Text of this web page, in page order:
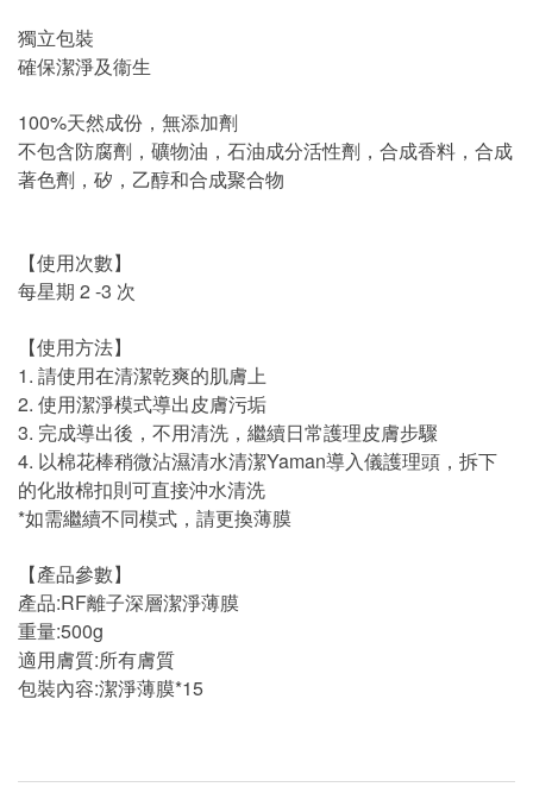
獨立包裝
確保潔淨及衞生
100%天然成份，無添加劑
不包含防腐劑，礦物油，石油成分活性劑，合成香料，合成
著色劑，矽，乙醇和合成聚合物
【使用次數】
每星期 2 -3 次
【使用方法】
1. 請使用在清潔乾爽的肌膚上
2. 使用潔淨模式導出皮膚污垢
3. 完成導出後，不用清洗，繼續日常護理皮膚步驟
4. 以棉花棒稍微沾濕清水清潔Yaman導入儀護理頭，拆下
的化妝棉扣則可直接沖水清洗
*如需繼續不同模式，請更換薄膜
【產品參數】
產品:RF離子深層潔淨薄膜
重量:500g
適用膚質:所有膚質
包裝內容:潔淨薄膜*15